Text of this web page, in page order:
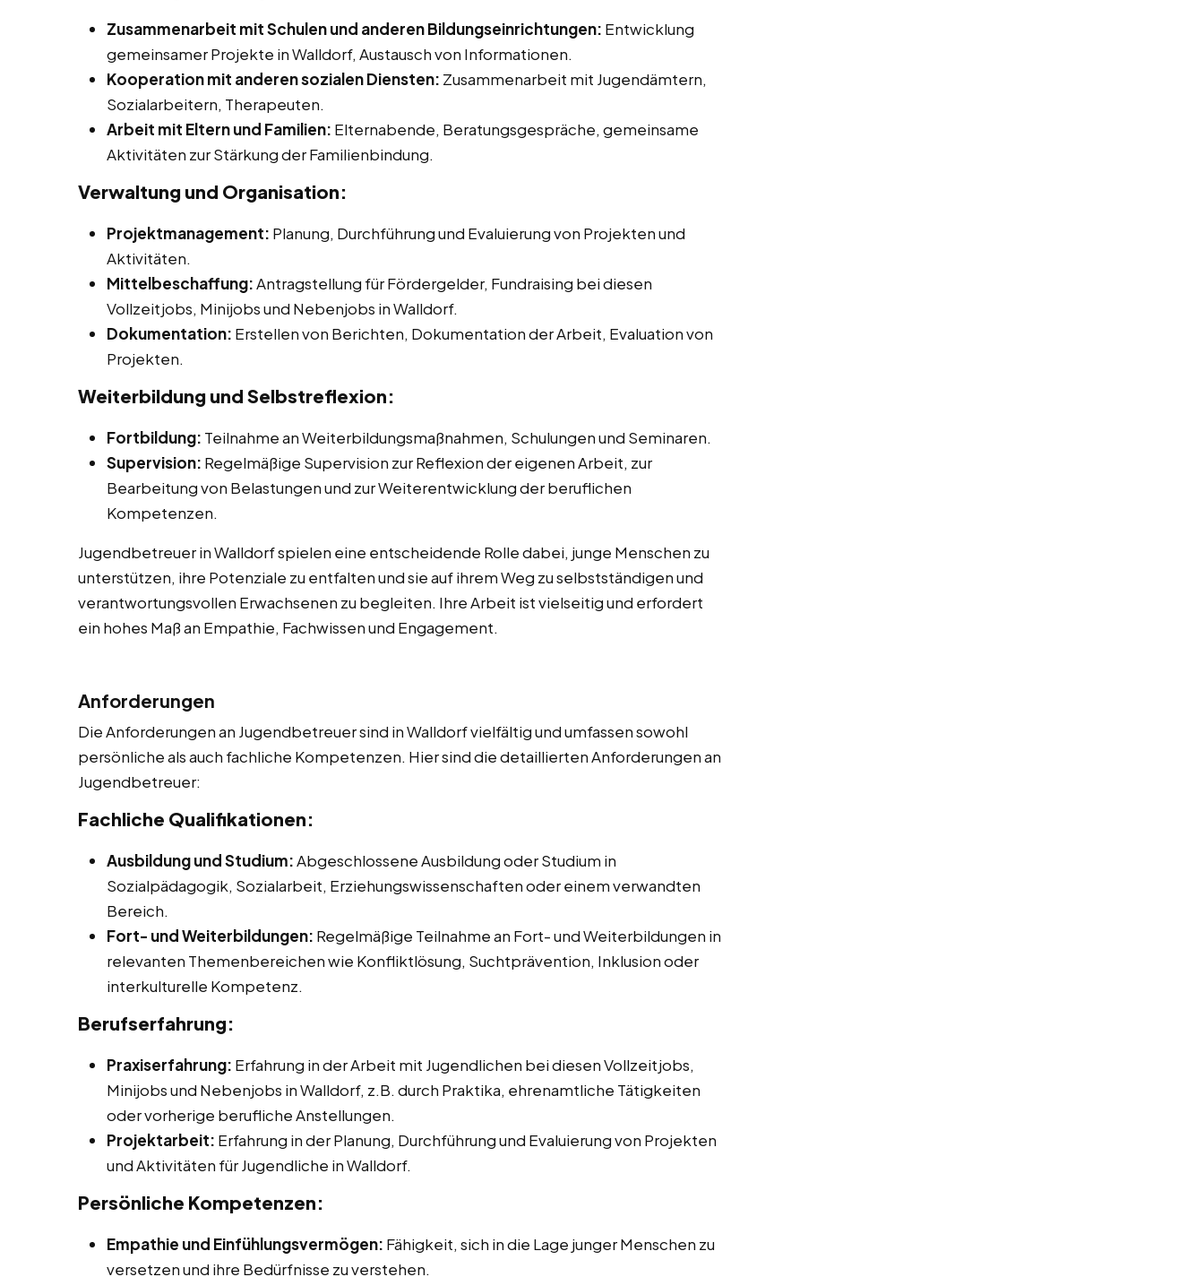
Zusammenarbeit mit Schulen und anderen Bildungseinrichtungen: Entwicklung
gemeinsamer Projekte in Walldorf, Austausch von Informationen.
Kooperation mit anderen sozialen Diensten: Zusammenarbeit mit Jugendämtern,
Sozialarbeitern, Therapeuten.
Arbeit mit Eltern und Familien: Elternabende, Beratungsgespräche, gemeinsame
Aktivitäten zur Stärkung der Familienbindung.
Verwaltung und Organisation:
Projektmanagement: Planung, Durchführung und Evaluierung von Projekten und
Aktivitäten.
Mittelbeschaffung:Antragstellung für Fördergelder, Fundraising bei diesen
Vollzeitjobs, Minijobs und Nebenjobs in Walldorf.
Dokumentation: Erstellen von Berichten, Dokumentation der Arbeit, Evaluation von
Projekten.
Weiterbildung und Selbstreflexion:
Fortbildung: Teilnahme an Weiterbildungsmaßnahmen, Schulungen und Seminaren.
Supervision: Regelmäßige Supervision zur Reflexion der eigenen Arbeit, zur
Bearbeitung von Belastungen und zur Weiterentwicklung der beruflichen
Kompetenzen.
Jugendbetreuer in Walldorf spielen eine entscheidende Rolle dabei, junge Menschen zu
unterstützen, ihre Potenziale zu entfalten und sie auf ihrem Weg zu selbstständigen und
verantwortungsvollen Erwachsenen zu begleiten. Ihre Arbeit ist vielseitig und erfordert
ein hohes Maß an Empathie, Fachwissen und Engagement.
Anforderungen
Die Anforderungen an Jugendbetreuer sind in Walldorf vielfältig und umfassen sowohl
persönliche als auch fachliche Kompetenzen. Hier sind die detaillierten Anforderungen an
Jugendbetreuer:
Fachliche Qualifikationen:
Ausbildung und Studium:Abgeschlossene Ausbildung oder Studium in
Sozialpädagogik, Sozialarbeit, Erziehungswissenschaften oder einem verwandten
Bereich.
Fort- und Weiterbildungen: Regelmäßige Teilnahme an Fort- und Weiterbildungen in
relevanten Themenbereichen wie Konfliktlösung, Suchtprävention, Inklusion oder
interkulturelle Kompetenz.
Berufserfahrung:
Praxiserfahrung: Erfahrung in der Arbeit mit Jugendlichen bei diesen Vollzeitjobs,
Minijobs und Nebenjobs in Walldorf, z.B. durch Praktika, ehrenamtliche Tätigkeiten
oder vorherige berufliche Anstellungen.
Projektarbeit: Erfahrung in der Planung, Durchführung und Evaluierung von Projekten
und Aktivitäten für Jugendliche in Walldorf.
Persönliche Kompetenzen:
Empathie und Einfühlungsvermögen: Fähigkeit, sich in die Lage junger Menschen zu
versetzen und ihre Bedürfnisse zu verstehen.